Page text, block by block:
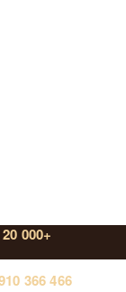
20 000+
366 466